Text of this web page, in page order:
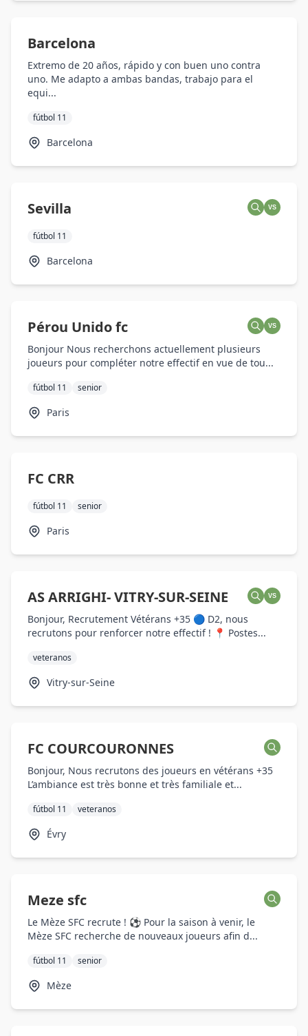
Barcelona
Extremo de 20 años, rápido y con buen uno contra
uno. Me adapto a ambas bandas, trabajo para el
equi...
fútbol 11
Barcelona
Sevilla VS
fútbol 11
Barcelona
Pérou Unido fc VS
Bonjour Nous recherchons actuellement plusieurs
joueurs pour compléter notre effectif en vue de tou...
fútbol 11 senior
Paris
FC CRR
fútbol 11 senior
Paris
AS ARRIGHI- VITRY-SUR-SEINE VS
Bonjour, Recrutement Vétérans +35 🔵 D2, nous
recrutons pour renforcer notre effectif ! 📍 Postes...
veteranos
Vitry-sur-Seine
FC COURCOURONNES
Bonjour, Nous recrutons des joueurs en vétérans +35
L’ambiance est très bonne et très familiale et...
fútbol 11 veteranos
Évry
Meze sfc
Le Mèze SFC recrute ! ⚽ Pour la saison à venir, le
Mèze SFC recherche de nouveaux joueurs afin d...
fútbol 11 senior
Mèze